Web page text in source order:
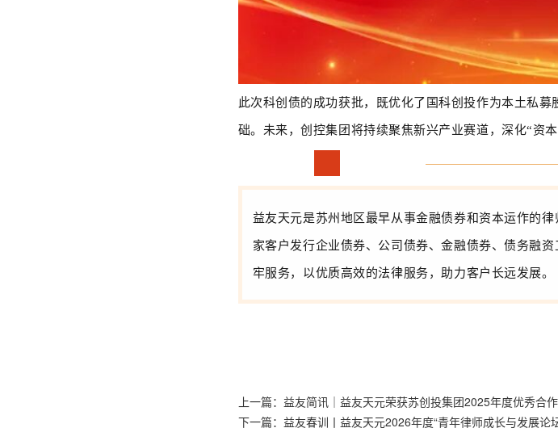
此次科创债的成功获批，既优化了国科创投作为本土私
础。未来，创控集团将持续聚焦新兴产业赛道，深化“资
益友天元是苏州地区最早从事金融债券和资本运作的
家客户发行企业债券、公司债券、金融债券、债务融资
牢服务，以优质高效的法律服务，助力客户长远发展。
上一篇： 益友简讯｜益友天元荣获苏创投集团2025年度优秀合
下一篇： 益友春训丨益友天元2026年度“青年律师成长与发展论